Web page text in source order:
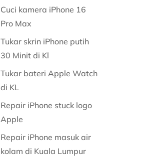
Cuci kamera iPhone 16
Pro Max
Tukar skrin iPhone putih
30 Minit di Kl
Tukar bateri Apple Watch
di KL
Repair iPhone stuck logo
Apple
Repair iPhone masuk air
kolam di Kuala Lumpur